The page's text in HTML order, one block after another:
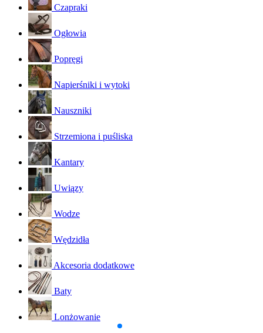
Czapraki
Ogłowia
Popręgi
Napierśniki i wytoki
Nauszniki
Strzemiona i puśliska
Kantary
Uwiązy
Wodze
Wędzidła
Akcesoria dodatkowe
Baty
Lonżowanie